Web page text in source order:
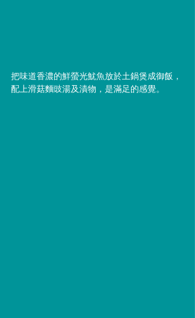
把味道香濃的鮮螢光魷魚放於土鍋煲成御飯，
配上滑菇麵豉湯及漬物，是滿足的感覺。